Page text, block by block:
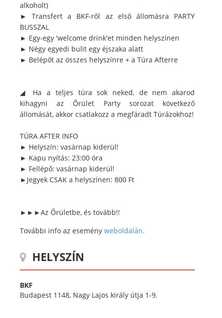
alkoholt)
► Transfert a BKF-ről az első állomásra PARTY
BUSSZAL
► Egy-egy 'welcome drink'et minden helyszínen
► Négy egyedi bulit egy éjszaka alatt
► Belépőt az összes helyszínre + a Túra Afterre
◢ Ha a teljes túra sok neked, de nem akarod
kihagyni az Őrület Party sorozat következő
állomását, akkor csatlakozz a megfáradt Túrázokhoz!
TÚRA AFTER INFO
► Helyszín: vasárnap kiderül!
► Kapu nyítás: 23:00 óra
► Fellépő: vasárnap kiderül!
►Jegyek CSAK a helyszínen: 800 Ft
►►►Az Őrületbe, és tovább!!
További info az esemény weboldalán.
HELYSZÍN
BKF
Budapest 1148, Nagy Lajos király útja 1-9.